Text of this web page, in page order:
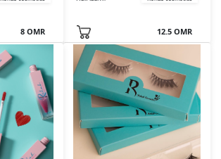
12.5 OMR
8 OMR